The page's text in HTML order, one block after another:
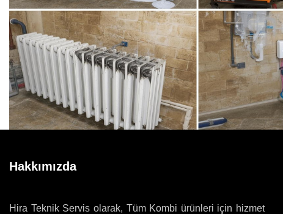
Hakkımızda
Hira Teknik Servis olarak, Tüm Kombi ürünleri için hizmet